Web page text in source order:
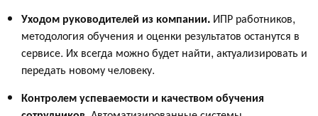
Уходом руководителей из компании. ИПР работников,
методология обучения и оценки результатов останутся в
сервисе. Их всегда можно будет найти, актуализировать и
передать новому человеку.
Контролем успеваемости и качеством обучения